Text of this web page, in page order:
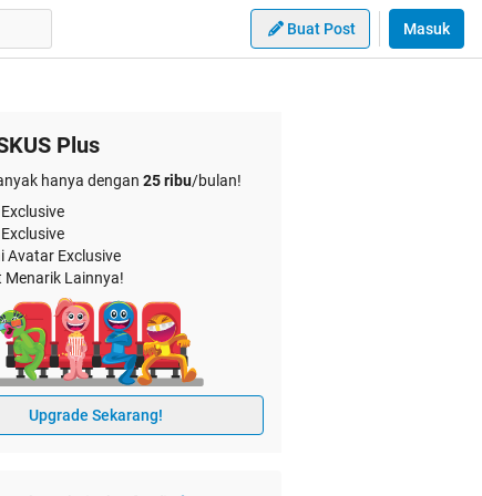
Buat Post Masuk
Plus
hanya dengan 25 ribu/bulan!
Avatar Exclusive
Menarik Lainnya!
Upgrade Sekarang!